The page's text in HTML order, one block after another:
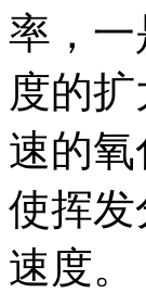
率，
度的
速的
使挥
速度